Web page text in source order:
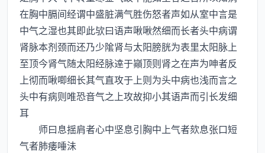
在胸中膈间经谓中盛脏满气胜伤怒者声如从室中言是
中气之湿也其即此欤曰语声啾啾然细而长者头中病谓
肾脉本剂颈而还乃少隂肾与太阳膀胱为表里太阳脉上
至顶今肾气随太阳经脉逹于巓顶则肾之在声为呻者反
上彻而啾唧细长其气直攻于上则为头中病也浅而言之
头中有病则唯恐音气之上攻故抑小其语声而引长发细
耳
师曰息揺肩者心中坚息引胸中上气者欬息张口短
气者肺痿唾沬